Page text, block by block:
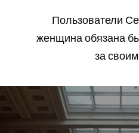
Пользователи
женщина обязана
за